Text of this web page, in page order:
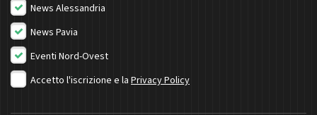
News Alessandria
News Pavia
Eventi Nord-Ovest
Accetto l'iscrizione e la Privacy Policy